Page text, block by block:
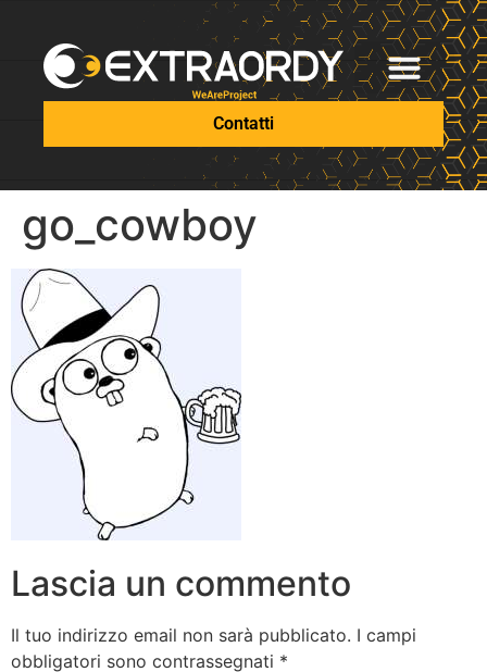
Contatti
go_cowboy
Lascia un commento
Il tuo indirizzo email non sarà pubblicato. I campi
obbligatori sono contrassegnati *